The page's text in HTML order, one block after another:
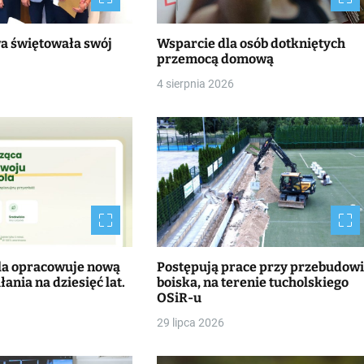
świętowała swój
Wsparcie dla osób dotkniętych
przemocą domową
4 sierpnia 2026
opracowuje nową
na dziesięć lat.
Postępują prace przy
boiska, na terenie tucholskiego
OSiR-u
29 lipca 2026